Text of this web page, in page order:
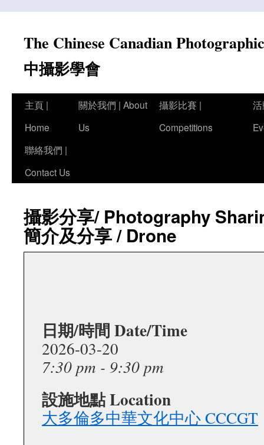
contentThe Chinese Canadian
中攝影學會
主頁 |
Home
關於我們 | About
Us
攝影比賽 |
Competitions
聯絡我們 |
Contact Us
攝影分享/ Photography
簡介及分享 / Drone
日期/時間 Date/Time
2026-03-20
7:30 pm - 9:30 pm
設施地點 Location
大多倫多中華文化中心 CCCGT